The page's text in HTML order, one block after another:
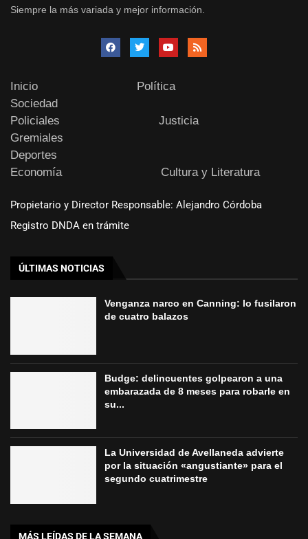
Siempre la más variada y mejor información.
Inicio
Política
Sociedad
Policiales
Justicia
Gremiales
Deportes
Economía
Cultura y Literatura
Propietario y Director Responsable: Alejandro Córdoba
Registro DNDA en trámite
ÚLTIMAS NOTICIAS
Venganza narco en Canning: lo fusilaron
de cuatro balazos
Budge: delincuentes golpearon a una
embarazada de 8 meses para robarle en
su...
La Universidad de Avellaneda advierte
por la situación «angustiante» para el
segundo cuatrimestre
MÁS LEÍDAS DE LA SEMANA